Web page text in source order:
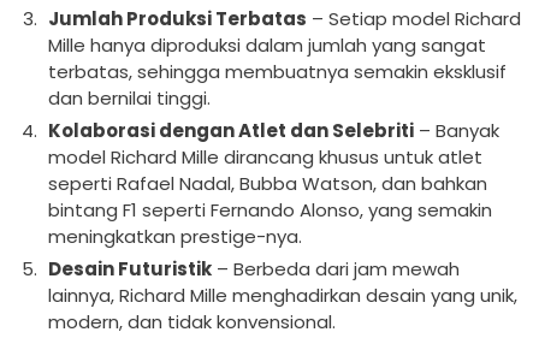
Jumlah Produksi Terbatas – Setiap model Richard
Mille hanya diproduksi dalam jumlah yang sangat
terbatas, sehingga membuatnya semakin eksklusif
dan bernilai tinggi.
Kolaborasi dengan Atlet dan Selebriti – Banyak
model Richard Mille dirancang khusus untuk atlet
seperti Rafael Nadal, Bubba Watson, dan bahkan
bintang F1 seperti Fernando Alonso, yang semakin
meningkatkan prestige-nya.
Desain Futuristik – Berbeda dari jam mewah
lainnya, Richard Mille menghadirkan desain yang unik,
modern, dan tidak konvensional.